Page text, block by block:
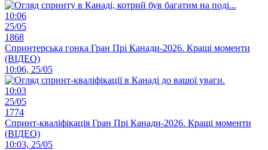
10:06
25/05
1868
Спринтерська гонка Гран Прі Канади-2026. Кращі моменти
(ВІДЕО)
10:06, 25/05
10:03
25/05
1774
Спринт-кваліфікація Гран Прі Канади-2026. Кращі моменти
(ВІДЕО)
10:03, 25/05